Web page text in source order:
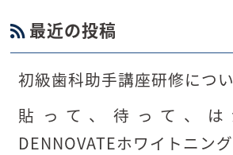
最近の投稿
初級歯科助手講座研修につ
貼って、待って、は
DENNOVATEホワイトニング